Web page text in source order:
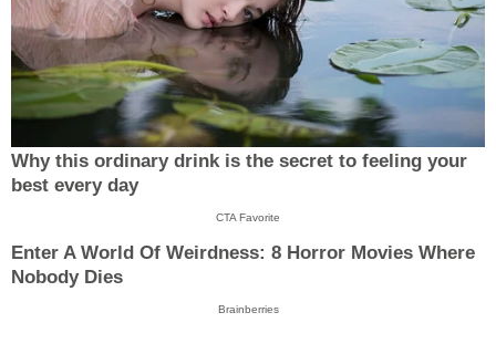
Why this ordinary drink is the secret to feeling your
best every day
CTA Favorite
Enter A World Of Weirdness: 8 Horror Movies Where
Nobody Dies
Brainberries